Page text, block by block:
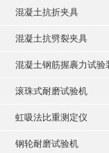
混凝土抗折夹具
混凝土抗劈裂夹具
混凝土钢筋握裹力试验
滚珠式耐磨试验机
虹吸法比重测定仪
钢轮耐磨试验机